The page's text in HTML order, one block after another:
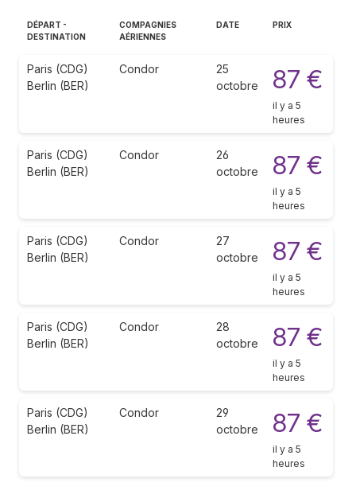
DÉPART -
DESTINATION
COMPAGNIES
AÉRIENNES
DATE PRIX
Paris (CDG)
Berlin (BER)
Condor
25
octobre
87 €
il y a 5
heures
Paris (CDG)
Berlin (BER)
Condor
26
octobre
87 €
il y a 5
heures
Paris (CDG)
Berlin (BER)
Condor
27
octobre
87 €
il y a 5
heures
Paris (CDG)
Berlin (BER)
Condor
28
octobre
87 €
il y a 5
heures
Paris (CDG)
Berlin (BER)
Condor
29
octobre
87 €
il y a 5
heures